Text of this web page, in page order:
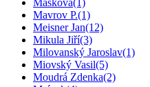
Mašková(1)
Mavrov P.(1)
Meisner Jan(12)
Mikula Jiří(3)
Milovanský Jaroslav(1)
Miovský Vasil(5)
Moudrá Zdenka(2)